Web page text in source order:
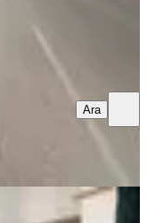
Ara
Dükkanı